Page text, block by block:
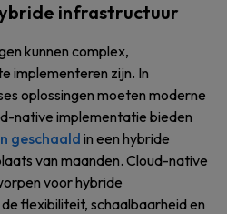
infrastructuur
kunnen complex,
implementeren zijn. In
oplossingen moeten moderne
native implementatie bieden
geschaaldin een hybride
van maanden. Cloud-native
voor hybride
flexibiliteit, schaalbaarheid en